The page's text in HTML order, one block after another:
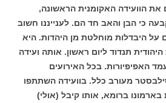
את הוועידה האקומנית הראשונה,
בשנת 325, וקבעה כי הבן והאב חד הם. לענייננו חשוב
היבדלות מוחלטת מן היהדות. היא
תנדוד ליום ראשון. אותה ועידה
בכל האירועים
מעורב כלל. בוועידה השתתפו
ברומא, אותו קיבל (אולי)